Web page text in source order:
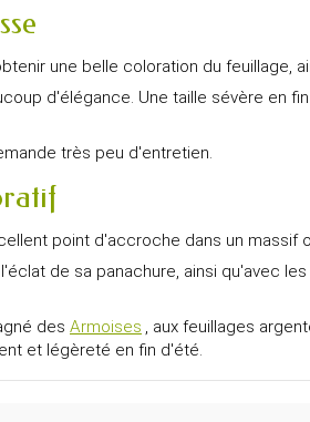
une belle coloration du feuillage,
d'élégance. Une taille sévère en
très peu d'entretien.
point d'accroche dans un
de sa panachure, ainsi qu'avec les
des Armoises , aux feuillages
et légèreté en fin d'été.